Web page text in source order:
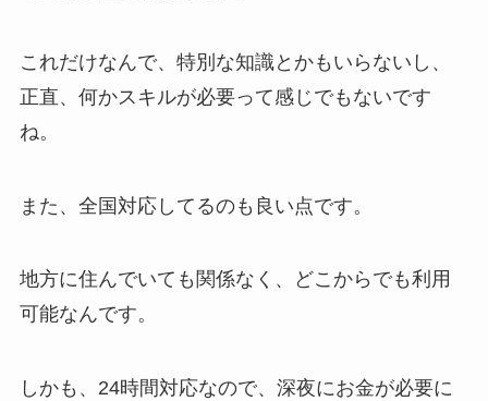
これだけなんで、特別な知識とかもいらないし、
正直、何かスキルが必要って感じでもないです
ね。
また、全国対応してるのも良い点です。
地方に住んでいても関係なく、どこからでも利用
可能なんです。
しかも、24時間対応なので、深夜にお金が必要に